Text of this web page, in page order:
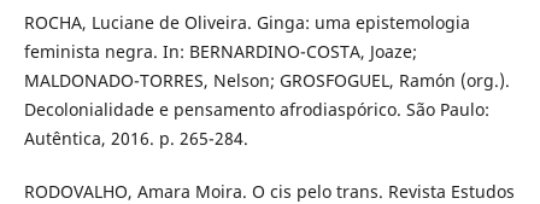
ROCHA, Luciane de Oliveira. Ginga: uma epistemologia
feminista negra. In: BERNARDINO-COSTA, Joaze;
MALDONADO-TORRES, Nelson; GROSFOGUEL, Ramón (org.).
Decolonialidade e pensamento afrodiaspórico. São Paulo:
Autêntica, 2016. p. 265-284.
RODOVALHO, Amara Moira. O cis pelo trans. Revista Estudos